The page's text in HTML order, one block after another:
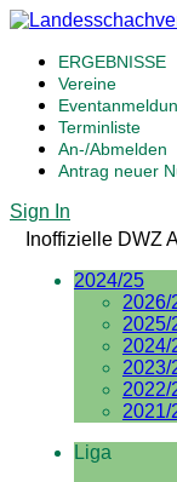
ERGEBNISSE
Vereine
Terminliste
An-/Abmelden
Antrag neuer
Sign In
Inoffizielle DWZ
2024/25
2026/
2025/
2024/
2023/
2022/
2021/
Liga